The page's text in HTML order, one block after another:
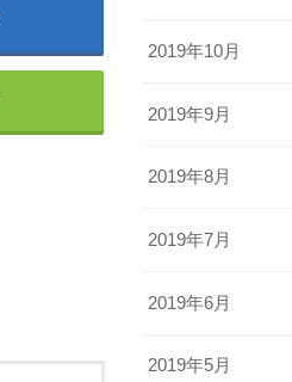
2019年10月
2019年9月
2019年8月
2019年7月
2019年6月
2019年5月